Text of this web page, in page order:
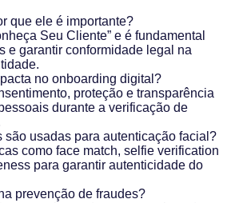
que ele é importante?
Seu Cliente” e é fundamental
e garantir conformidade legal na
no onboarding digital?
proteção e transparência
durante a verificação de
são usadas para autenticação facial?
como face match, selfie verification
para garantir autenticidade do
prevenção de fraudes?